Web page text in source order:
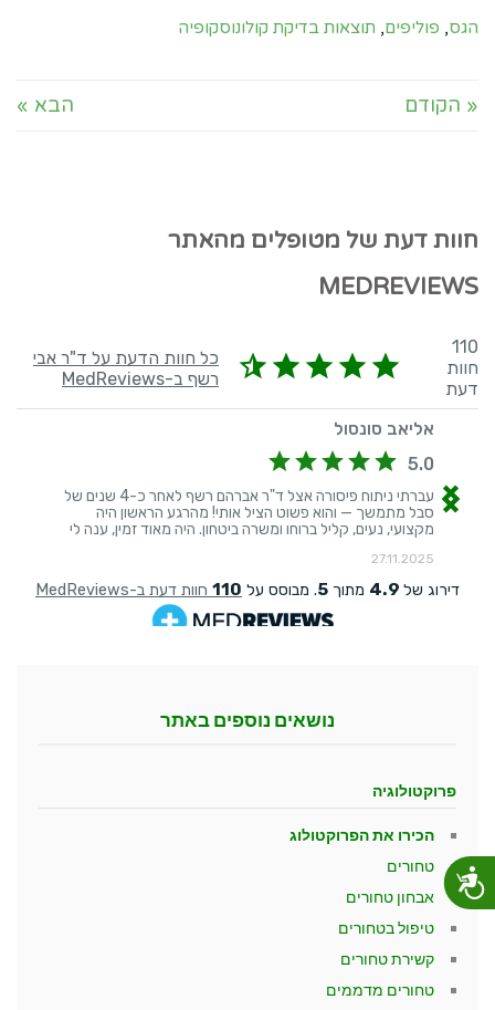
נגישות
הגס, פוליפים, תוצאות בדיקת קולונוסקופיה
« הקודם הבא »
חוות דעת של מטופלים מהאתר
MEDREVIEWS
נושאים נוספים באתר
פרוקטולוגיה
הכירו את הפרוקטולוג
טחורים
אבחון טחורים
טיפול בטחורים
קשירת טחורים
טחורים מדממים